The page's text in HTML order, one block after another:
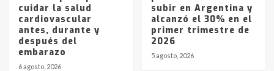
cuidar la salud
cardiovascular
antes, durante y
después del
embarazo
6 agosto, 2026
subir en Argentina y
alcanzó el 30% en el
primer trimestre de
2026
5 agosto, 2026